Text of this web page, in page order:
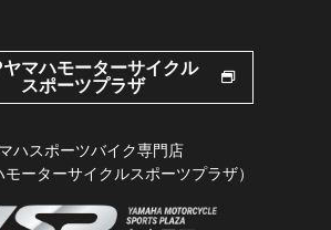
ヤマハモーターサイクル
スポーツプラザ
ハスポーツバイク専門店
ーターサイクルスポーツプラザ）